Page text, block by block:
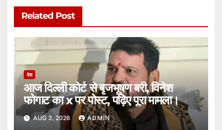
Related Post
देश
आज दिल्ली कोर्ट से बृजभूषण बरी, विनेश
फोगाट का x पर पोस्ट, पढ़िए पूरा मामला।
AUG 3, 2026 ADMIN